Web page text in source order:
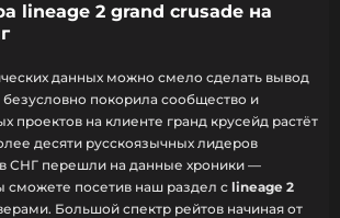
lineage 2 grand crusade на
данных можно смело сделать вывод
безусловно покорила сообщество и
проектов на клиенте гранд крусейд растёт
десяти русскоязычных лидеров
СНГ перешли на данные хроники —
сможете посетив наш раздел с lineage 2
Большой спектр рейтов начиная от